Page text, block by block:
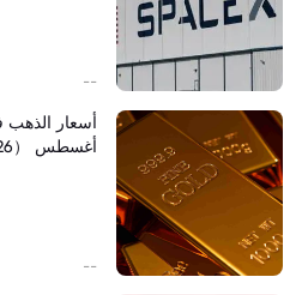
--
أغسطس （XAU/USD）2026
--